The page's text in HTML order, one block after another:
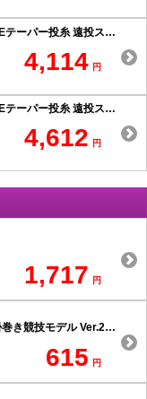
【20周年記念 特別価格】拙者のPEテーパー投糸 遠投スペシャル 0.6号以上
4,114 円
【20周年記念 特別価格】拙者のPEテーパー投糸 遠投スペシャル 0.5号以下
4,612 円
1,717 円
【20周年記念 特別価格】拙者仕掛巻き競技モデル Ver.2 スリムタイプ
615 円